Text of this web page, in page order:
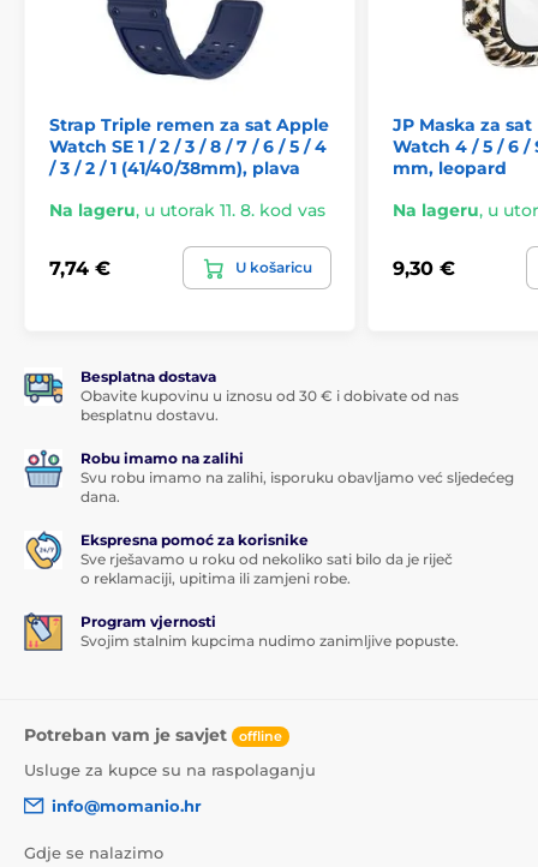
Strap Triple remen za sat Apple
Watch SE 1 / 2 / 3 / 8 / 7 / 6 / 5 / 4
/ 3 / 2 / 1 (41/40/38mm), plava
Na lageru, u utorak 11. 8. kod vas
7,74 € U košaricu
JP Maska za
Watch 4 / 5 / 6 /
mm, leopard
Na lageru, u
9,30 €
Besplatna dostava
Obavite kupovinu u iznosu od 30 € i dobivate od nas
besplatnu dostavu.
Robu imamo na zalihi
Svu robu imamo na zalihi, isporuku obavljamo već sljedećeg
dana.
Ekspresna pomoć za korisnike
Sve rješavamo u roku od nekoliko sati bilo da je riječ
o reklamaciji, upitima ili zamjeni robe.
Program vjernosti
Svojim stalnim kupcima nudimo zanimljive popuste.
Potreban vam je savjet offline
Usluge za kupce su na raspolaganju
info@momanio.hr
Gdje se nalazimo